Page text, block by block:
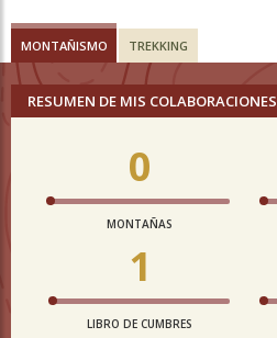
MONTAÑISMO TREKKING
RESUMEN DE MIS COLABORACIONES
0
MONTAÑAS
1
LIBRO DE CUMBRES